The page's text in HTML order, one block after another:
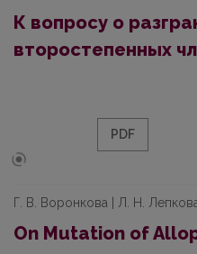
К вопросу о
второстепенных
PDF
Г. В. Воронкова | Л. Н.
On Mutation of